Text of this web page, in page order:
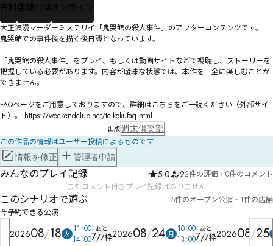
有料 店舗公演オンライン
大正浪漫マーダーミステリイ「鬼哭館の殺人事件」のアフターコンテンツです。
鬼哭館での事件後を描く後日譚となっています。
「鬼哭館の殺人事件」をプレイ、もしくは動画サイトなどで視聴し、ストーリーを
把握している必要があります。内容が曖昧な状態では、本作を十全に楽しむことが
できません。
FAQページをご用意しておりますので、詳細はこちらをご一読ください（外部サイ
ト）。 https://weekendclub.net/teikokufaq.html
出版週末倶楽部
この作品の情報はユーザー投稿によるものです
情報を修正 管理者申請
みんなのプレイ記録 5.0 22件の評価 ・ 0件のコメント
まだコメント付きプレイ記録はありません
このシナリオで遊ぶ
5件のオープン公演・1件の店舗
今予約できる公演
202608 18 火 11 00
14 00
あと
7/7枠202608 24 月 10 00
13 00
あと
7/7枠202608 25